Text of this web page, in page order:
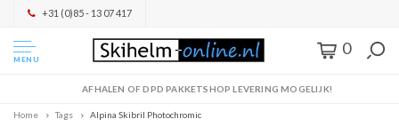
+31 (0)85 - 13 07 417
MENU
0
AFHALEN OF DPD PAKKETSHOP LEVERING MOGELIJK!
Home Tags Alpina Skibril Photochromic